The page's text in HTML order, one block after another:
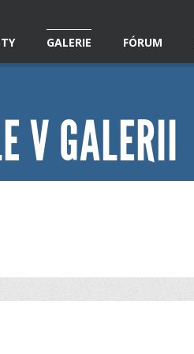
GALERIE FÓRUM
V GALERII